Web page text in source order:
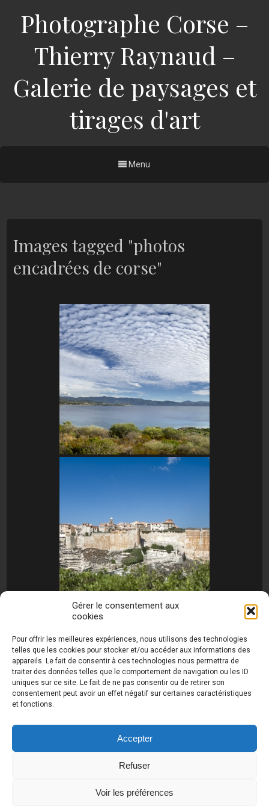
Gérer le consentement aux
cookies
Pour offrir les meilleures expériences, nous utilisons des technologies
telles que les cookies pour stocker et/ou accéder aux informations des
appareils. Le fait de consentir à ces technologies nous permettra de
traiter des données telles que le comportement de navigation ou les ID
uniques sur ce site. Le fait de ne pas consentir ou de retirer son
consentement peut avoir un effet négatif sur certaines caractéristiques
et fonctions.
Accepter
Refuser
Voir les préférences
Photographe Corse –
Thierry Raynaud –
Galerie de paysages et
tirages d'art
Menu
Images tagged "photos
encadrées de corse"
raynaud.com ©
Toutes les photos de ce site sont
la propriété de l'auteur et sont protégées par le